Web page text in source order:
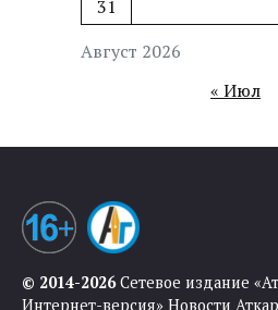
Август 2026
31
« Июл
© 2014-2026Сетевое издание
Интернет-версия» Новости